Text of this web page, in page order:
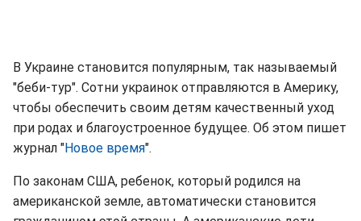
В Украине становится популярным, так называемый
"беби-тур". Сотни украинок отправляются в Америку,
чтобы обеспечить своим детям качественный уход
при родах и благоустроенное будущее. Об этом пишет
журнал "Новое время".
По законам США, ребенок, который родился на
американской земле, автоматически становится